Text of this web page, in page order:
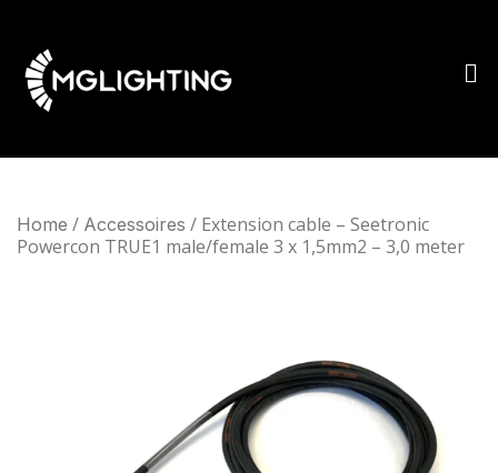
Home / Accessoires / Extension cable – Seetronic
Powercon TRUE1 male/female 3 x 1,5mm2 – 3,0 meter